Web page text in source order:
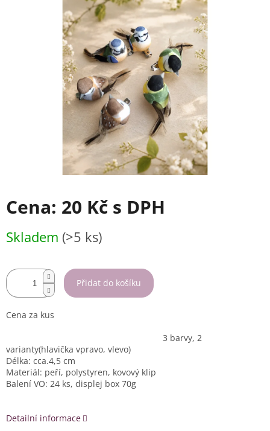
Cena: 20 Kč s DPH
cena:
Skladem (>5 ks)
Přidat do košíku
Cena za kus
3 barvy, 2
varianty(hlavička vpravo, vlevo)
Délka: cca.4,5 cm
Materiál: peří, polystyren, kovový klip
Balení VO: 24 ks, displej box 70g
Detailní informace